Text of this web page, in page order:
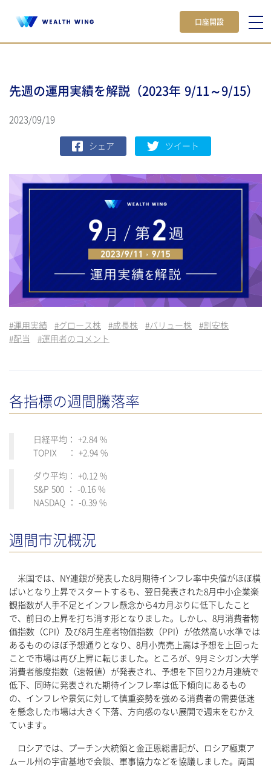
口座開設
先週の運用実績を解説（2023年 9/11～9/15）
2023/09/19
シェア ツイート
#運用実績 #グロース株 #成長株 #バリュー株 #割安株
#配当 #運用者のコメント
各指標の週間騰落率
日経平均： +2.84 %
TOPIX ： +2.94 %
ダウ平均： +0.12 %
S&P 500 ： -0.16 %
NASDAQ ： -0.39 %
週間市況概況
米国では、NY連銀が発表した8月期待インフレ率中央値がほぼ横
ばいとなり上昇でスタートするも、翌日発表された8月中小企業楽
観指数が人手不足とインフレ懸念から4カ月ぶりに低下したこと
で、前日の上昇を打ち消す形となりました。しかし、8月消費者物
価指数（CPI）及び8月生産者物価指数（PPI）が依然高い水準では
あるもののほぼ予想通りとなり、8月小売売上高は予想を上回った
ことで市場は再び上昇に転じました。ところが、9月ミシガン大学
消費者態度指数（速報値）が発表され、予想を下回り2カ月連続で
低下、同時に発表された期待インフレ率は低下傾向にあるもの
の、インフレや景気に対して慎重姿勢を強める消費者の需要低迷
を懸念した市場は大きく下落、方向感のない展開で週末をむかえ
ています。
ロシアでは、プーチン大統領と金正恩総書記が、ロシア極東ア
ムール州の宇宙基地で会談、軍事協力などを協議しました。両国